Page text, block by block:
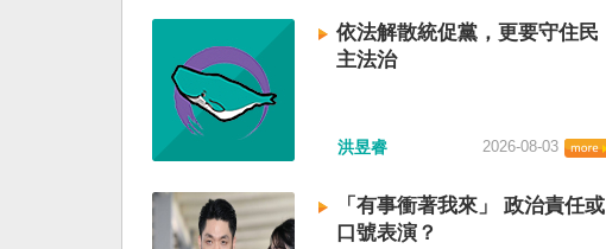
依法解散統促黨，更要守住民
主法治
洪昱睿 2026-08-03
「有事衝著我來」 政治責任或
口號表演？